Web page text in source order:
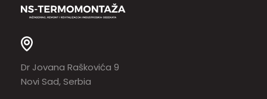
Dr Jovana Raškovića 9
Novi Sad, Serbia